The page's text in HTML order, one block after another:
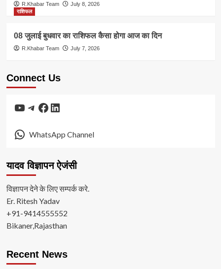
R.Khabar Team
July 8, 2026
राशिफल
08 जुलाई बुधवार का राशिफल कैसा होगा आज का दिन
R.Khabar Team July 7, 2026
Connect Us
YouTube
Telegram
Facebook
LinkedIn
WhatsApp Channel
यादव विज्ञापन ऐजंसी
विज्ञापन देने के लिए सम्पर्क करे.
Er. Ritesh Yadav
+91-9414555552
Bikaner,Rajasthan
Recent News